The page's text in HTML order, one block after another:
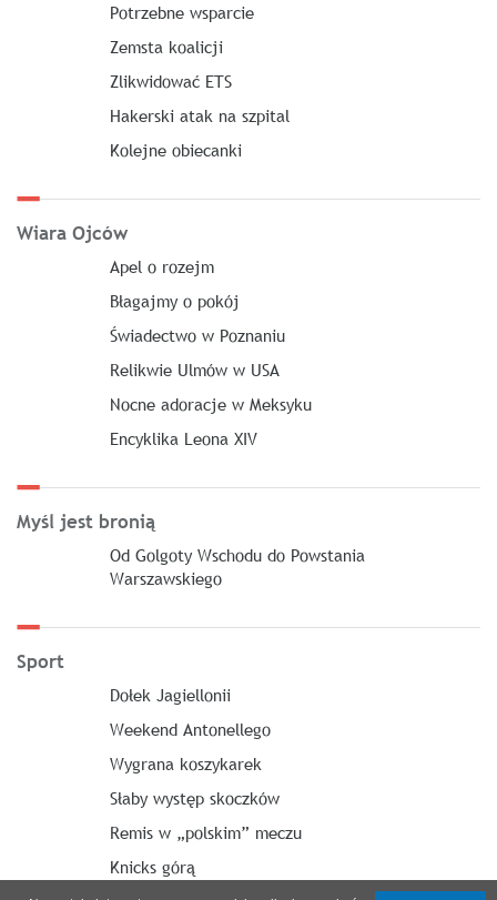
Potrzebne wsparcie
Zemsta koalicji
Zlikwidować ETS
Hakerski atak na szpital
Kolejne obiecanki
Wiara Ojców
Apel o rozejm
Błagajmy o pokój
Świadectwo w Poznaniu
Relikwie Ulmów w USA
Nocne adoracje w Meksyku
Encyklika Leona XIV
Myśl jest bronią
Od Golgoty Wschodu do Powstania
Warszawskiego
Sport
Dołek Jagiellonii
Weekend Antonellego
Wygrana koszykarek
Słaby występ skoczków
Remis w „polskim” meczu
Knicks górą